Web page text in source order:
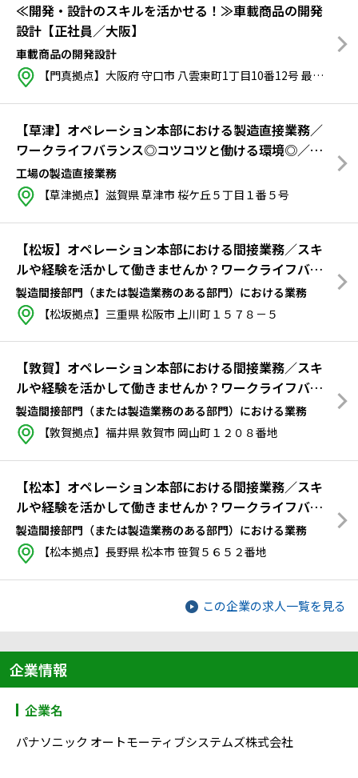
≪開発・設計のスキルを活かせる！≫車載商品の開発
設計【正社員／大阪】
車載商品の開発設計
【門真拠点】大阪府 守口市 八雲東町1丁目10番12号 最寄り：
【草津】オペレーション本部における製造直接業務／
ワークライフバランス◎コツコツと働ける環境◎／拠
点によって交替制勤務あり
工場の製造直接業務
【草津拠点】滋賀県 草津市 桜ケ丘５丁目１番５号
【松坂】オペレーション本部における間接業務／スキ
ルや経験を活かして働きませんか？ワークライフバラ
ンス◎
製造間接部門（または製造業務のある部門）における業務
【松坂拠点】三重県 松阪市 上川町１５７８－５
【敦賀】オペレーション本部における間接業務／スキ
ルや経験を活かして働きませんか？ワークライフバラ
ンス◎
製造間接部門（または製造業務のある部門）における業務
【敦賀拠点】福井県 敦賀市 岡山町１２０８番地
【松本】オペレーション本部における間接業務／スキ
ルや経験を活かして働きませんか？ワークライフバラ
ンス◎
製造間接部門（または製造業務のある部門）における業務
【松本拠点】長野県 松本市 笹賀５６５２番地
この企業の求人一覧を見る
企業情報
企業名
パナソニック オートモーティブシステムズ株式会社